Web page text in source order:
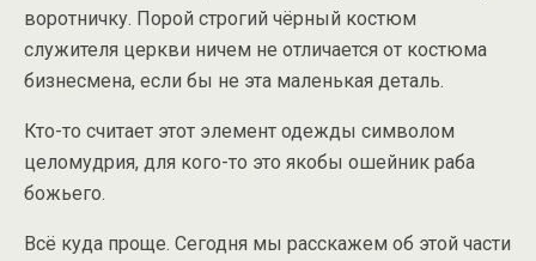
воротничку. Порой строгий чёрный костюм
служителя церкви ничем не отличается от костюма
бизнесмена, если бы не эта маленькая деталь.
Кто-то считает этот элемент одежды символом
целомудрия, для кого-то это якобы ошейник раба
божьего.
Всё куда проще. Сегодня мы расскажем об этой части